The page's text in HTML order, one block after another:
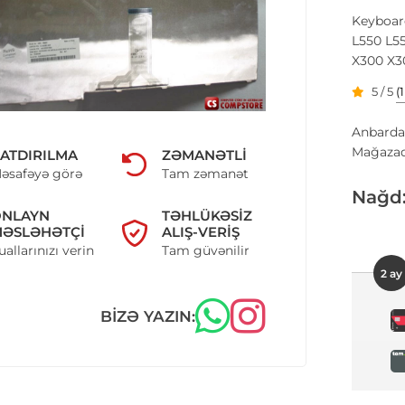
görə
ZƏMANƏTLI
Tam zəmanət
verin
TƏHLÜKƏSIZ
ALIŞ-VERIŞ
Tam güvənilir
BIZƏ YAZIN:
L550
X300
5 / 5
2 ay